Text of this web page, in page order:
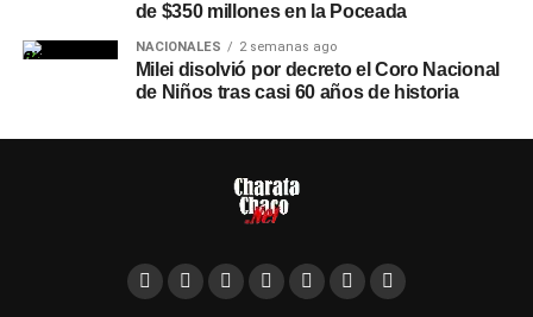
de $350 millones en la Poceada
NACIONALES 2 semanas ago
Milei disolvió por decreto el Coro Nacional
de Niños tras casi 60 años de historia